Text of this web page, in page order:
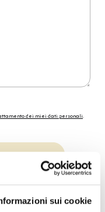
sui cookie
dei miei dati personali.